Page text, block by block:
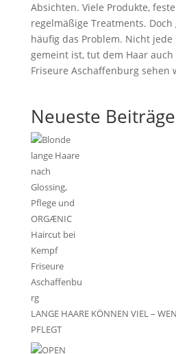
Absichten. Viele Produkte,
regelmäßige Treatments.
häufig das Problem. Nicht
gemeint ist, tut dem Haar
Friseure Aschaffenburg sehen
Neueste Beiträge
LANGE HAARE KÖNNEN VIEL –
PFLEGT